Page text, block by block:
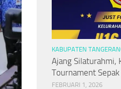
KABUPATEN
Ajang Silaturahmi,
Tournament Sepak
FEBRUARI 1, 2026